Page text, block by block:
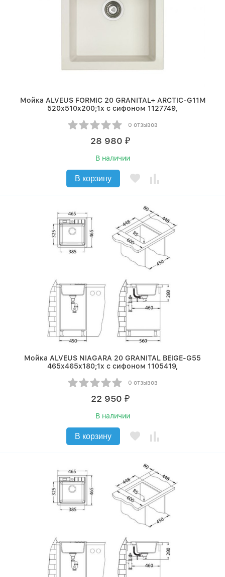
Мойка ALVEUS FORMIC 20 GRANITAL+ ARCTIC-G11M
520x510x200;1x с сифоном 1127749,
0 отзывов
28 980 ₽
В наличии
В корзину
Мойка ALVEUS NIAGARA 20 GRANITAL BEIGE-G55
465x465x180;1x с сифоном 1105419,
0 отзывов
22 950 ₽
В наличии
В корзину